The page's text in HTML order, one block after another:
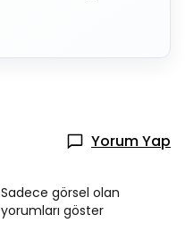
Yorum Yap
Sadece görsel olan
yorumları göster